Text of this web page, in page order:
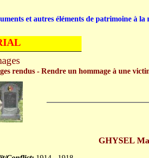
GHYSEL
rendus - Rendre un hommage à une
et autres éléments de patrimoine à la